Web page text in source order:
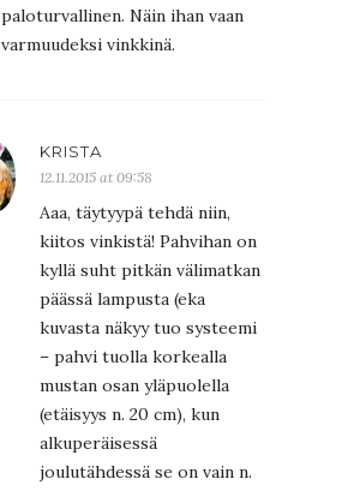
paloturvallinen. Näin ihan vaan
varmuudeksi vinkkinä.
KRISTA
12.11.2015 at 09:58
Aaa, täytyypä tehdä niin,
kiitos vinkistä! Pahvihan on
kyllä suht pitkän välimatkan
päässä lampusta (eka
kuvasta näkyy tuo systeemi
– pahvi tuolla korkealla
mustan osan yläpuolella
(etäisyys n. 20 cm), kun
alkuperäisessä
joulutähdessä se on vain n.